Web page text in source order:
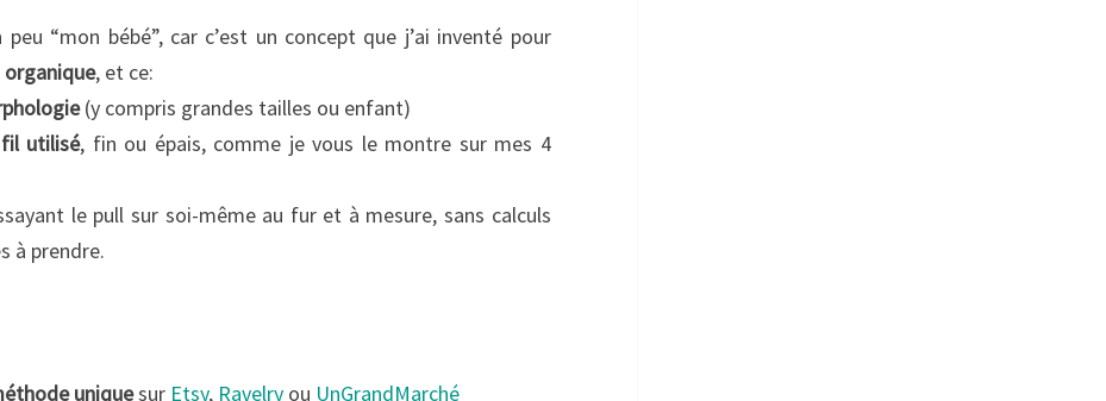
peu “mon bébé”, car c’est un concept que j’ai inventé pour
organique, et ce:
(y compris grandes tailles ou enfant)
utilisé, fin ou épais, comme je vous le montre sur mes 4
le pull sur soi-même au fur et à mesure, sans calculs
à prendre.
uniquesur Etsy, Ravelry ou UnGrandMarché